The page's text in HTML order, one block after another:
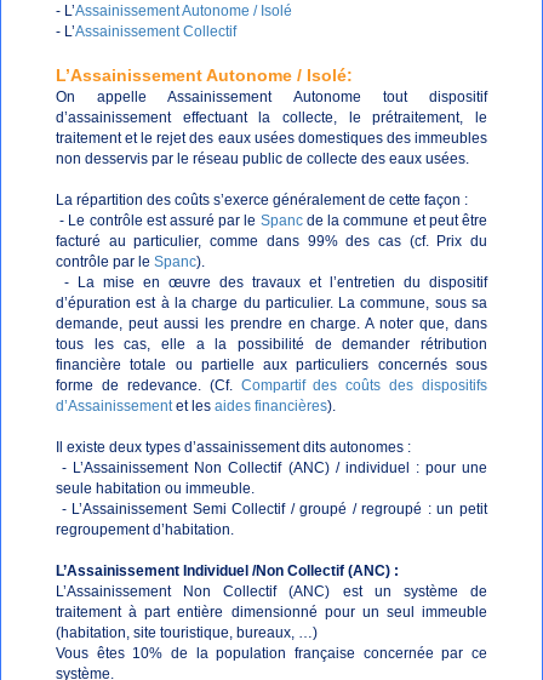
- L’Assainissement Autonome / Isolé
- L’Assainissement Collectif
L’Assainissement Autonome / Isolé:
On appelle Assainissement Autonome tout dispositif
d’assainissement effectuant la collecte, le prétraitement, le
traitement et le rejet des eaux usées domestiques des immeubles
non desservis par le réseau public de collecte des eaux usées.
La répartition des coûts s’exerce généralement de cette façon :
- Le contrôle est assuré par le Spancde la commune et peut être
facturé au particulier, comme dans 99% des cas (cf. Prix du
contrôle par le Spanc).
- La mise en œuvre des travaux et l’entretien du dispositif
d’épuration est à la charge du particulier. La commune, sous sa
demande, peut aussi les prendre en charge. A noter que, dans
tous les cas, elle a la possibilité de demander rétribution
financière totale ou partielle aux particuliers concernés sous
forme de redevance. (Cf. Compartif des coûts des dispositifs
d’Assainissementet les aides financières).
Il existe deux types d’assainissement dits autonomes :
- L’Assainissement Non Collectif (ANC) / individuel : pour une
seule habitation ou immeuble.
- L’Assainissement Semi Collectif / groupé / regroupé : un petit
regroupement d’habitation.
L’Assainissement Individuel /Non Collectif (ANC) :
L’Assainissement Non Collectif (ANC) est un système de
traitement à part entière dimensionné pour un seul immeuble
(habitation, site touristique, bureaux, …)
Vous êtes 10% de la population française concernée par ce
système.